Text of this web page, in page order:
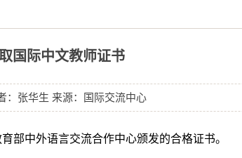
国际中文教师证书
：张华生 来源：国际交流中心
部中外语言交流合作中心颁发的合格证书。